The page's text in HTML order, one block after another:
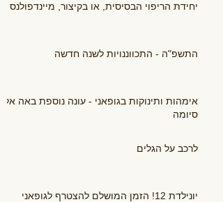
יחידת הריפוי הבסיסית, או בקיצור, מיינדפולנס
התשפ"ה - התכווננויות לשנה חדשה
אימהות ותינוקות בגופאני - עונה נוספת באה אל
סיומה
לרכב על הגלים
יונילדת 12! הזמן המושלם להצטרף לגופאני